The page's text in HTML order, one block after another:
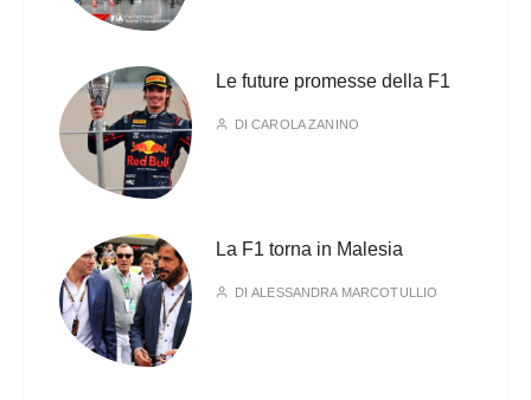
Le future promesse della F1
DICAROLA ZANINO
La F1 torna in Malesia
DIALESSANDRA MARCOTULLIO